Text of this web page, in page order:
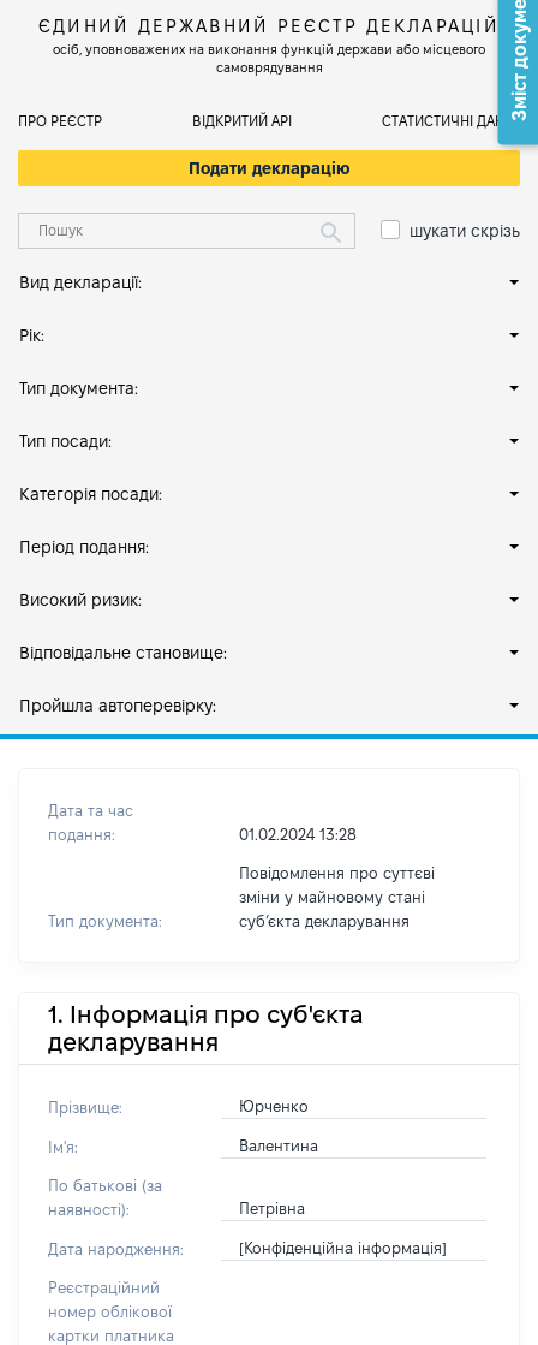
ЄДИНИЙ ДЕРЖАВНИЙ РЕЄСТР ДЕКЛАРАЦІЙ
осіб, уповноважених на виконання функцій держави або місцевого
самоврядування
ПРО РЕЄСТР ВІДКРИТИЙ АРІ СТАТИСТИЧНІ ДАНІ
Подати декларацію
шукати скрізь
Вид декларації:
Рік:
Тип документа:
Тип посади:
Категорія посади:
Період подання:
Високий ризик:
Відповідальне становище:
Пройшла автоперевірку:
Дата та час
подання:
01.02.2024 13:28
Тип документа:
Повідомлення про суттєві
зміни у майновому стані
субʼєкта декларування
1. Інформація про суб'єкта
декларування
Прізвище: Юрченко
Ім'я: Валентина
По батькові (за
наявності):
Петрівна
Дата народження: [Конфіденційна інформація]
Реєстраційний
номер облікової
картки платника
Зміст документа